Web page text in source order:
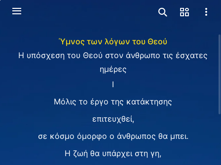
Ύμνος των λόγων του Θεού
Η υπόσχεση του Θεού στον άνθρωπο τις έσχατες
ημέρες
Ⅰ
Μόλις το έργο της κατάκτησης
επιτευχθεί,
σε κόσμο όμορφο ο άνθρωπος θα μπει.
Η ζωή θα υπάρχει στη γη,